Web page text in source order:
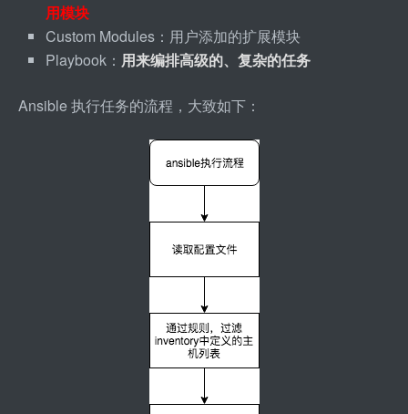
用模块
Custom Modules：用户添加的扩展模块
Playbook： 用来编排高级的、复杂的任务
Ansible 执行任务的流程，大致如下：